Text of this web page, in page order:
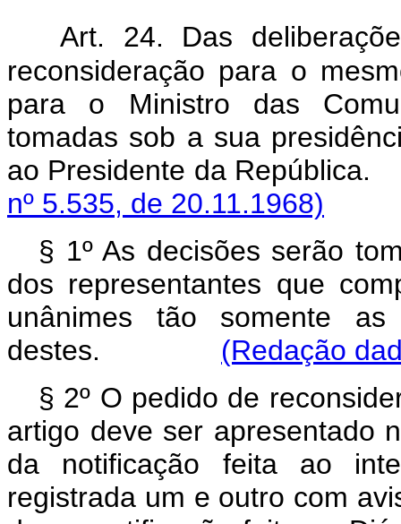
Art. 24. Das
reconsideração para o
para o Ministro das
tomadas sob a sua
ao Presidente da
nº 5.535, de 20.11.1968)
§ 1º As decisões serão
dos representantes que
unânimes tão somente
destes. (Redação
§ 2º O pedido de
artigo deve ser apresentado
da notificação feita ao
registrada um e outro com